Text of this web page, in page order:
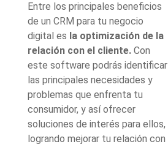
Entre los principales beneficios
de un CRM para tu negocio
digital es la optimización de la
relación con el cliente. Con
este software podrás identificar
las principales necesidades y
problemas que enfrenta tu
consumidor, y así ofrecer
soluciones de interés para ellos,
logrando mejorar tu relación con